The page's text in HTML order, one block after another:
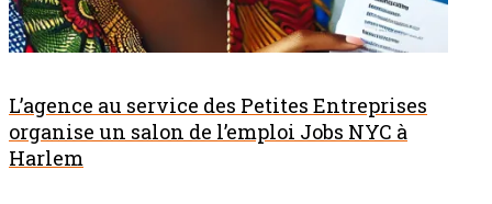
L’agence au service des Petites Entreprises
organise un salon de l’emploi Jobs NYC à
Harlem